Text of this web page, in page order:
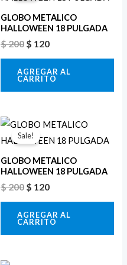
GLOBO METALICO
HALLOWEEN 18 PULGADA
$200
era:
$ 200.
$ 120
es:
$ 120.
AGREGAR AL
CARRITO
Sale!
GLOBO METALICO
HALLOWEEN 18 PULGADA
$200
El
precio
original
era:
$ 200.
$ 120
El
actual
es:
$ 120.
AGREGAR AL
CARRITO